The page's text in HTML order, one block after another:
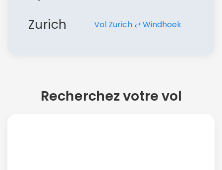
Zurich Vol Zurich ⇄ Windhoek
Recherchez votre vol